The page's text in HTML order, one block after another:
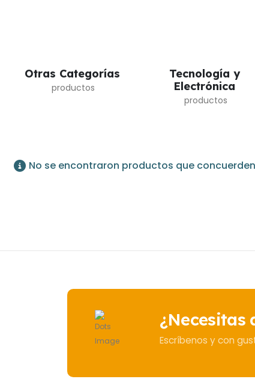
Otras Categorías
Tecnología y
Electrónica
No se encontraron productos que
¿Necesitas
Escríbenos y con